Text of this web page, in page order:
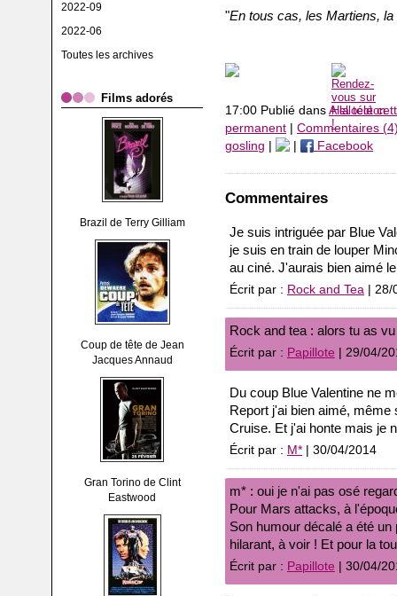
2022-09
2022-06
Toutes les archives
Films adorés
Brazil de Terry Gilliam
Coup de tête de Jean
Jacques Annaud
Gran Torino de Clint
Eastwood
"En tous cas, les Martiens,
17:00 Publié dans A la télé
permanent
Commentaires
gosling
Facebook
Commentaires
Je suis intriguée par Blue
je suis en train de louper
au ciné. J'aurais bien aimé
Écrit par : Rock and Tea | 28/
Rock and tea : alors tu as
Écrit par : Papillote | 29/04/
Du coup Blue Valentine ne
Report j'ai bien aimé, même
Cruise. Et j'ai honte mais je
Écrit par : M* | 30/04/2014
m* : oui je n'ai pas osé
Pour Mars attacks, à
Son humour décalé a été
hilarant, à voir ! Et pour la
Écrit par : Papillote | 30/04/